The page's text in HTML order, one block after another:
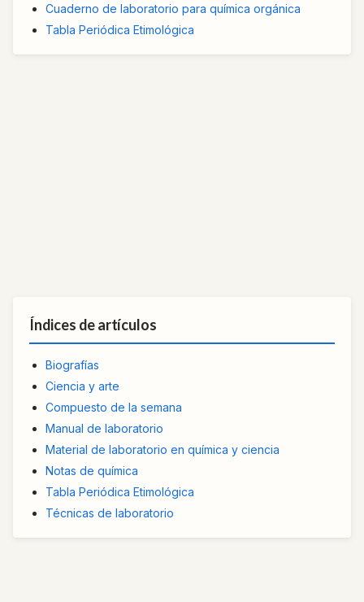
Cuaderno de laboratorio para química orgánica
Tabla Periódica Etimológica
Índices de artículos
Biografías
Ciencia y arte
Compuesto de la semana
Manual de laboratorio
Material de laboratorio en química y ciencia
Notas de química
Tabla Periódica Etimológica
Técnicas de laboratorio